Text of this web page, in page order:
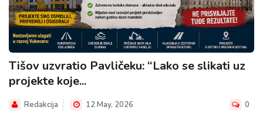
Tišov uzvratio Pavličeku: “Lako se slikati uz
projekte koje...
Redakcija 12 May, 2026 0